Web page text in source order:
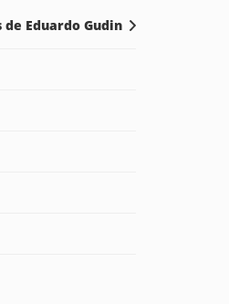
Eduardo Gudin